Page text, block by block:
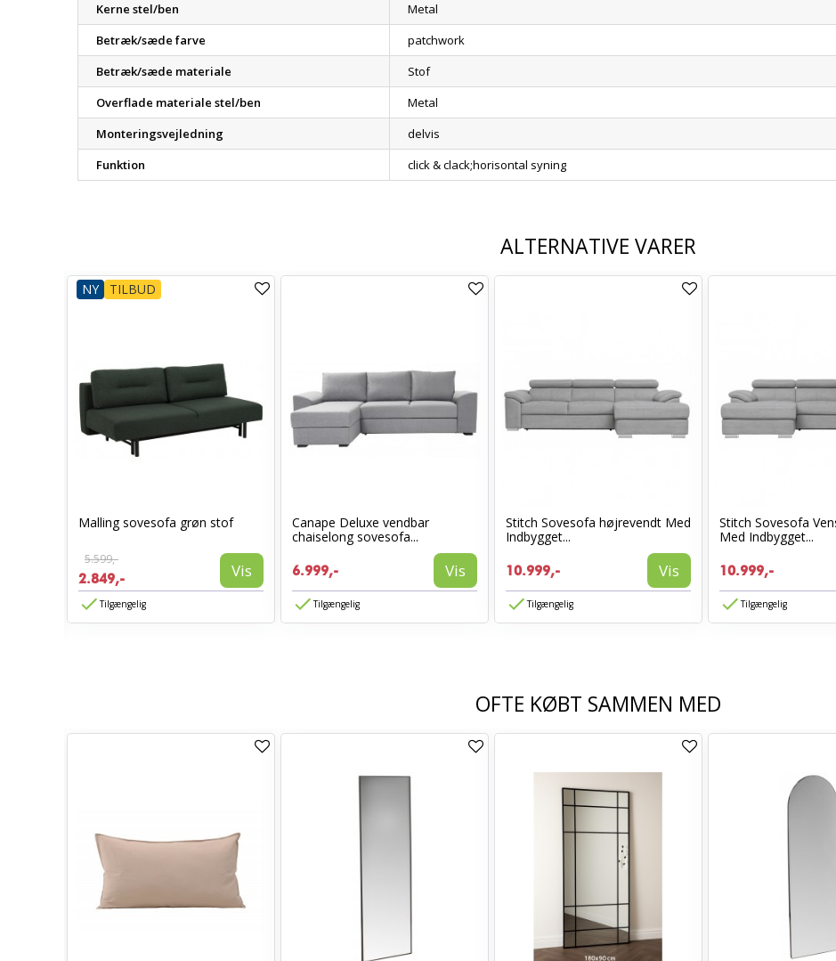
Kerne stel/ben
Metal
Betræk/sæde farve
patchwork
Betræk/sæde materiale
Stof
Overflade materiale stel/ben
Metal
Monteringsvejledning
delvis
Funktion
click & clack;horisontal syning
ALTERNATIVE VARER
NY TILBUD
Malling sovesofa grøn stof
5.599,-
2.849,- Vis
Tilgængelig
Canape Deluxe vendbar
chaiselong sovesofa...
6.999,- Vis
Tilgængelig
Stitch Sovesofa højrevendt Med
Indbygget...
10.999,- Vis
Tilgængelig
Stitch Sovesofa
Med Indbygget...
10.999,-
Tilgængelig
OFTE KØBT SAMMEN MED